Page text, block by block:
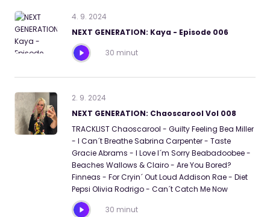
4. 9. 2024
NEXT GENERATION: Kaya - Episode 006
30 minut
2. 9. 2024
NEXT GENERATION: Chaoscarool Vol 008
TRACKLIST Chaoscarool - Guilty Feeling Bea Miller
- I Can´t Breathe Sabrina Carpenter - Taste
Gracie Abrams - I Love I´m Sorry Beabadoobee -
Beaches Wallows & Clairo - Are You Bored?
Finneas - For Cryin´ Out Loud Addison Rae - Diet
Pepsi Olivia Rodrigo - Can´t Catch Me Now
30 minut